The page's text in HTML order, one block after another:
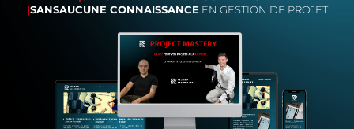
|SANSAUCUNE CONNAISSANCE EN GESTION DE PROJET